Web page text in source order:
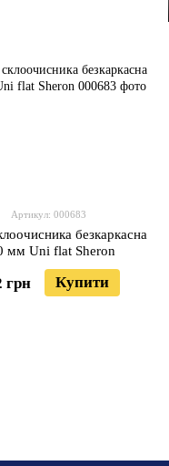
Артикул: 000683
безкаркасна
мм Uni flat Sheron
грн Купити